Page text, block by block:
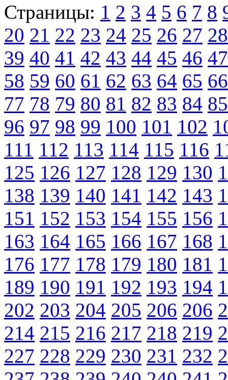
Страницы: 1 2 3 4 5 6 7 8
20 21 22 23 24 25 26 27 28
39 40 41 42 43 44 45 46 47
58 59 60 61 62 63 64 65 66
77 78 79 80 81 82 83 84 85
96 97 98 99 100 101 102
111 112 113 114 115 116
125 126 127 128 129 130
138 139 140 141 142 143
151 152 153 154 155 156
163 164 165 166 167 168
176 177 178 179 180 181
189 190 191 192 193 194
202 203 204 205 206 206
214 215 216 217 218 219
227 228 229 230 231 232